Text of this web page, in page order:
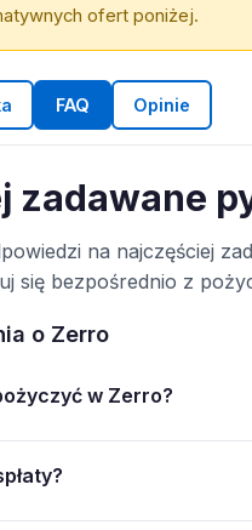
ofert poniżej.
FAQ Opinie
zadawane
na najczęściej
się bezpośrednio z
o Zerro
w Zerro?